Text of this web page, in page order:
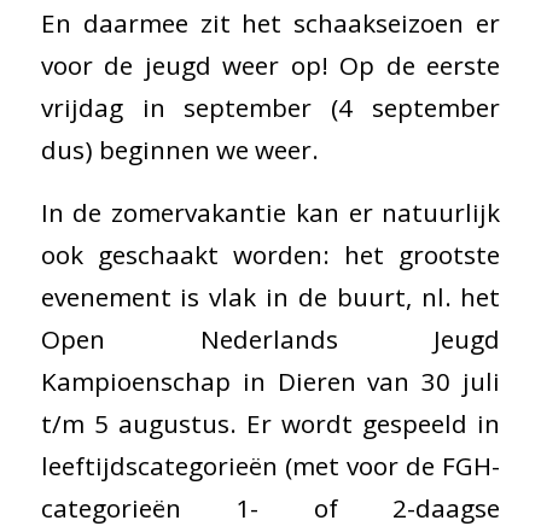
En daarmee zit het schaakseizoen er
voor de jeugd weer op! Op de eerste
vrijdag in september (4 september
dus) beginnen we weer.
In de zomervakantie kan er natuurlijk
ook geschaakt worden: het grootste
evenement is vlak in de buurt, nl. het
Open Nederlands Jeugd
Kampioenschap in Dieren van 30 juli
t/m 5 augustus. Er wordt gespeeld in
leeftijdscategorieën (met voor de FGH-
categorieën 1- of 2-daagse